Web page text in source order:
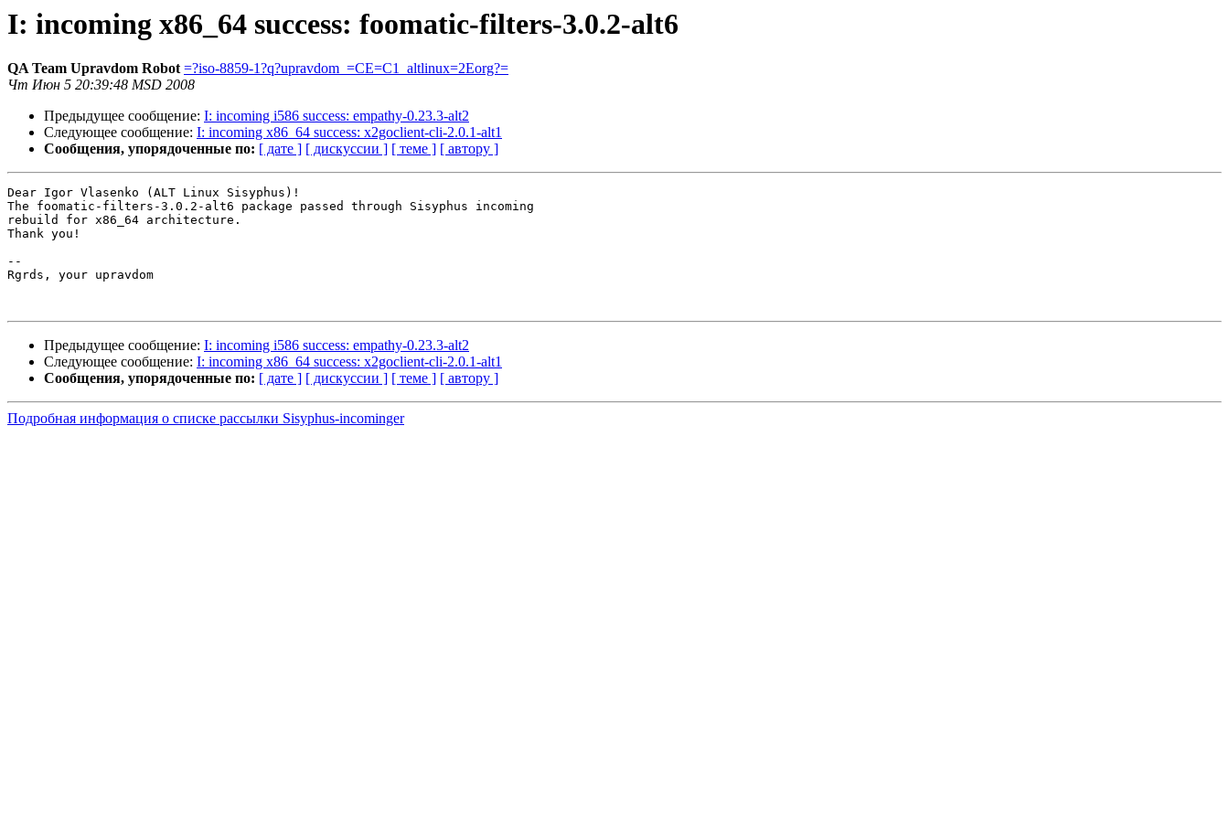
I: incoming x86_64 success: foomatic-filters-3.0.2-alt6
QA Team Upravdom Robot =?iso-8859-1?q?upravdom_=CE=C1_altlinux=2Eorg?=
Чт Июн 5 20:39:48 MSD 2008
Предыдущее сообщение: I: incoming i586 success: empathy-0.23.3-alt2
Следующее сообщение: I: incoming x86_64 success: x2goclient-cli-2.0.1-alt1
Сообщения, упорядоченные по: [ дате ] [ дискуссии ] [ теме ] [ автору ]
Dear Igor Vlasenko (ALT Linux Sisyphus)!
The foomatic-filters-3.0.2-alt6 package passed through Sisyphus incoming
rebuild for x86_64 architecture.
Thank you!
--
Rgrds, your upravdom
Предыдущее сообщение: I: incoming i586 success: empathy-0.23.3-alt2
Следующее сообщение: I: incoming x86_64 success: x2goclient-cli-2.0.1-alt1
Сообщения, упорядоченные по: [ дате ] [ дискуссии ] [ теме ] [ автору ]
Подробная информация о списке рассылки Sisyphus-incominger